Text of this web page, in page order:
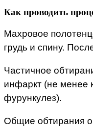
Как проводить
Махровое
грудь и спину.
Частичное
инфаркт (не менее
фурункулез).
Общие обтирания